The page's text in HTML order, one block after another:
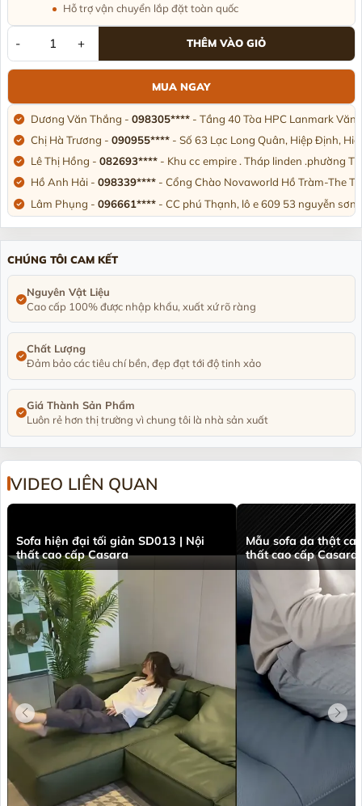
Hỗ trợ vận chuyển lắp đặt toàn quốc
- + THÊM VÀO GIỎ
MUA NGAY
Dương Văn Thắng -098305**** - Tầng 40 Tòa HPC Lanmark Văn
Chị Hà Trương -090955**** - Số 63 Lạc Long Quân, Hiệp Định,
Lê Thị Hồng -082693**** - Khu cc empire . Tháp linden .phường
Hồ Anh Hải -098339**** - Cổng Chào Novaworld Hồ Tràm-The
Lâm Phụng -096661**** - CC phú Thạnh, lô e 609 53 nguyễn
Nguyên Văn Hưng -090455****- Số 17-lkv10 Khu đô thị HUD,
Trần Trung Thành -
Anh Hoài nam -
Phạm Thị Hồng Nga -092334****- Đường n1, Thung Lũng Xanh,
CHÚNG TÔI CAM KẾT
Nguyên Vật Liệu
Cao cấp 100% được nhập khẩu, xuất xứ rõ ràng
Chất Lượng
Đảm bảo các tiêu chí bền, đẹp đạt tới độ tinh xảo
Giá Thành Sản Phẩm
Luôn rẻ hơn thị trường vì chung tôi là nhà sản xuất
VIDEO LIÊN QUAN
Sofa hiện đại tối giản SD013 | Nội
thất cao cấp Casara
Mẫu sofa da thật
thất cao cấp Casara